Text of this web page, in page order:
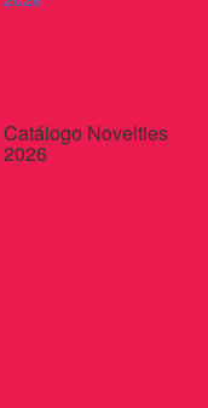
Catálogo Novelties
2026